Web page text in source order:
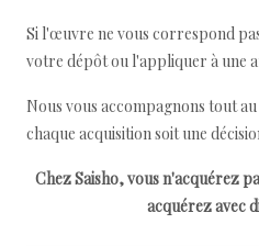
Si l'œuvre ne vous correspond
votre dépôt ou l'appliquer à une
Nous vous accompagnons tout
chaque acquisition soit une
Chez Saisho, vous n'acquérez
acquérez avec